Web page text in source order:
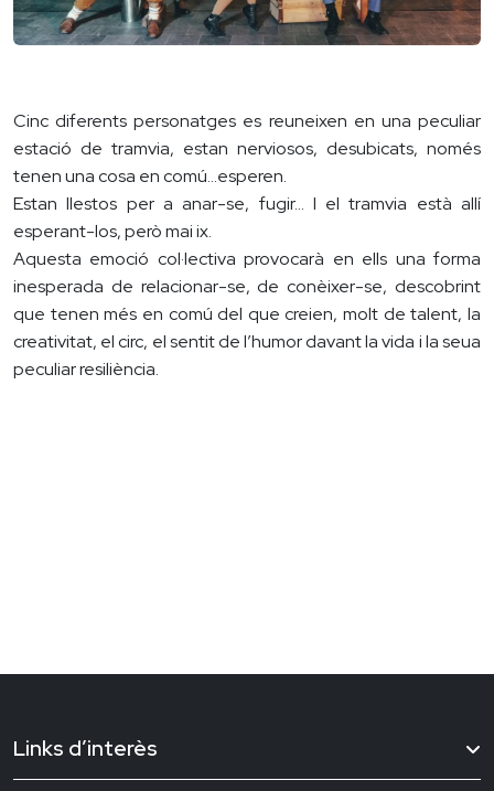
Cinc diferents personatges es reuneixen en una peculiar
estació de tramvia, estan nerviosos, desubicats, només
tenen una cosa en comú…esperen.
Estan llestos per a anar-se, fugir… I el tramvia està allí
esperant-los, però mai ix.
Aquesta emoció col·lectiva provocarà en ells una forma
inesperada de relacionar-se, de conèixer-se, descobrint
que tenen més en comú del que creien, molt de talent, la
creativitat, el circ, el sentit de l’humor davant la vida i la seua
peculiar resiliència.
Links d’interès